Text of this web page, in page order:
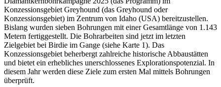
Konzessionsgebiet Greyhound (das Greyhound oder
Konzessionsgebiet) im Zentrum von Idaho (USA) bereitzustellen.
Bislang wurden sieben Bohrungen mit einer Gesamtlänge von 1.143
Metern fertiggestellt. Die Bohrarbeiten sind jetzt im letzten
Zielgebiet bei Birdie im Gange (siehe Karte 1). Das
Konzessionsgebiet beherbergt zahlreiche historische Abbaustätten
und bietet ein erhebliches unerschlossenes Explorationspotenzial. In
diesem Jahr werden diese Ziele zum ersten Mal mittels Bohrungen
überprüft.